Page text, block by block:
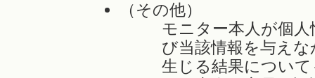
（その他）
モニター本人が個
び当該情報を与え
生じる結果につい